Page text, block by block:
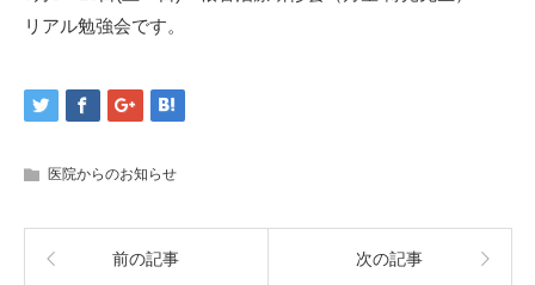
リアル勉強会です。
医院からのお知らせ
前の記事 次の記事